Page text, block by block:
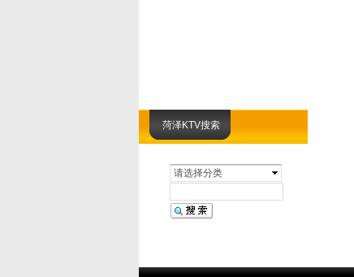
菏泽KTV搜索
请选择分类